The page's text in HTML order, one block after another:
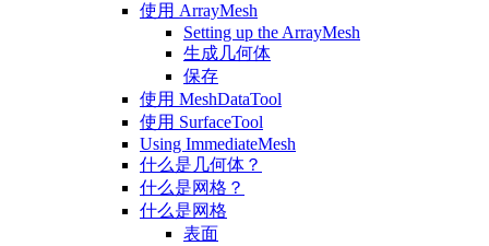
使用 ArrayMesh
Setting up the ArrayMesh
生成几何体
保存
使用 MeshDataTool
使用 SurfaceTool
Using ImmediateMesh
什么是几何体？
什么是网格？
什么是网格
表面